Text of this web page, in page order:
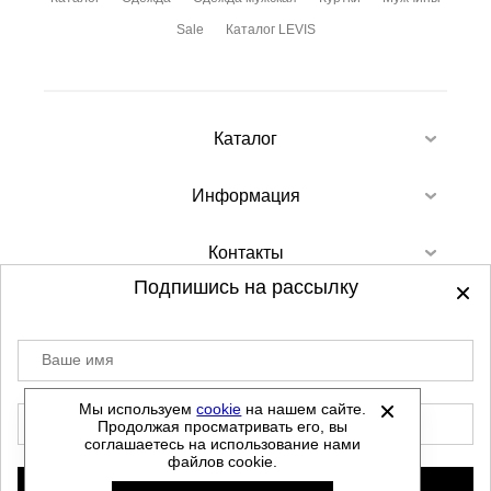
Sale Каталог LEVIS
Каталог
Информация
Контакты
©2012-2026 - Sellgroup.ru - все права
защищены.
Данный сайт не является интернет магазином и
не является публичной офертой.
Политика обработки персональных данных
Мы используемcookie на нашем сайте.
Продолжая просматривать его, вы
соглашаетесь на использование нами
файлов cookie.
Подпишись на рассылку
Ваше имя